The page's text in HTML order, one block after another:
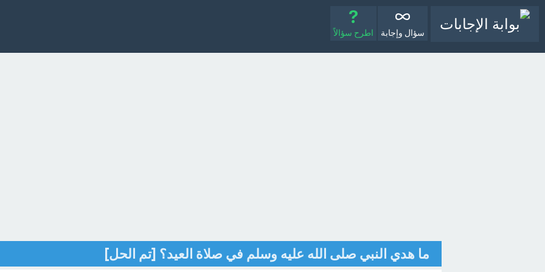
سؤال وإجابة اطرح سؤالاً
ما هدي النبي صلى الله عليه وسلم في صلاة العيد؟ [تم الحل]